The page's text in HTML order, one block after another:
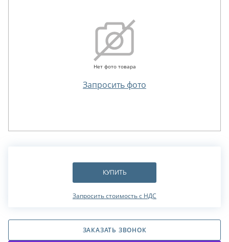
Нет фото товара
Запросить фото
КУПИТЬ
Запросить стоимость с НДС
ЗАКАЗАТЬ ЗВОНОК